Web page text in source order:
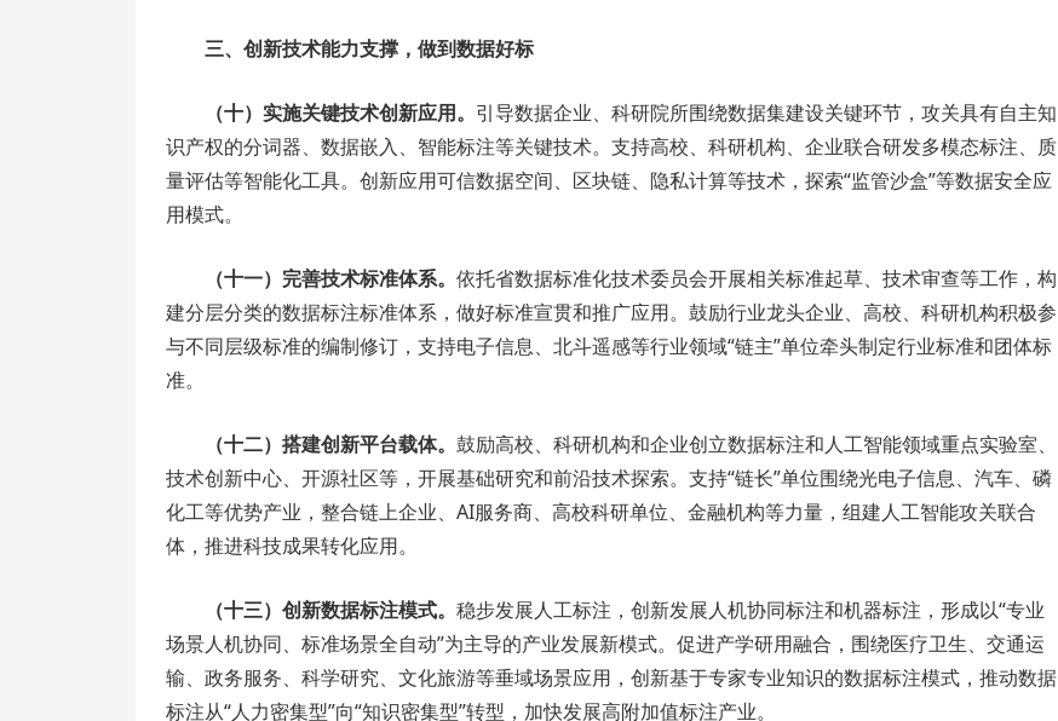
三、创新技术能力支撑，做到数据好标
（十）实施关键技术创新应用。 引导数据企业、科研院所围绕数据集建设关键环节，攻关具有自主知
识产权的分词器、数据嵌入、智能标注等关键技术。支持高校、科研机构、企业联合研发多模态标注、质
量评估等智能化工具。创新应用可信数据空间、区块链、隐私计算等技术，探索“监管沙盒”等数据安全应
用模式。
（十一）完善技术标准体系。 依托省数据标准化技术委员会开展相关标准起草、技术审查等工作，构
建分层分类的数据标注标准体系，做好标准宣贯和推广应用。鼓励行业龙头企业、高校、科研机构积极参
与不同层级标准的编制修订，支持电子信息、北斗遥感等行业领域“链主”单位牵头制定行业标准和团体标
准。
（十二）搭建创新平台载体。 鼓励高校、科研机构和企业创立数据标注和人工智能领域重点实验室、
技术创新中心、开源社区等，开展基础研究和前沿技术探索。支持“链长”单位围绕光电子信息、汽车、磷
化工等优势产业，整合链上企业、AI服务商、高校科研单位、金融机构等力量，组建人工智能攻关联合
体，推进科技成果转化应用。
（十三）创新数据标注模式。 稳步发展人工标注，创新发展人机协同标注和机器标注，形成以“专业
场景人机协同、标准场景全自动”为主导的产业发展新模式。促进产学研用融合，围绕医疗卫生、交通运
输、政务服务、科学研究、文化旅游等垂域场景应用，创新基于专家专业知识的数据标注模式，推动数据
标注从“人力密集型”向“知识密集型”转型，加快发展高附加值标注产业。